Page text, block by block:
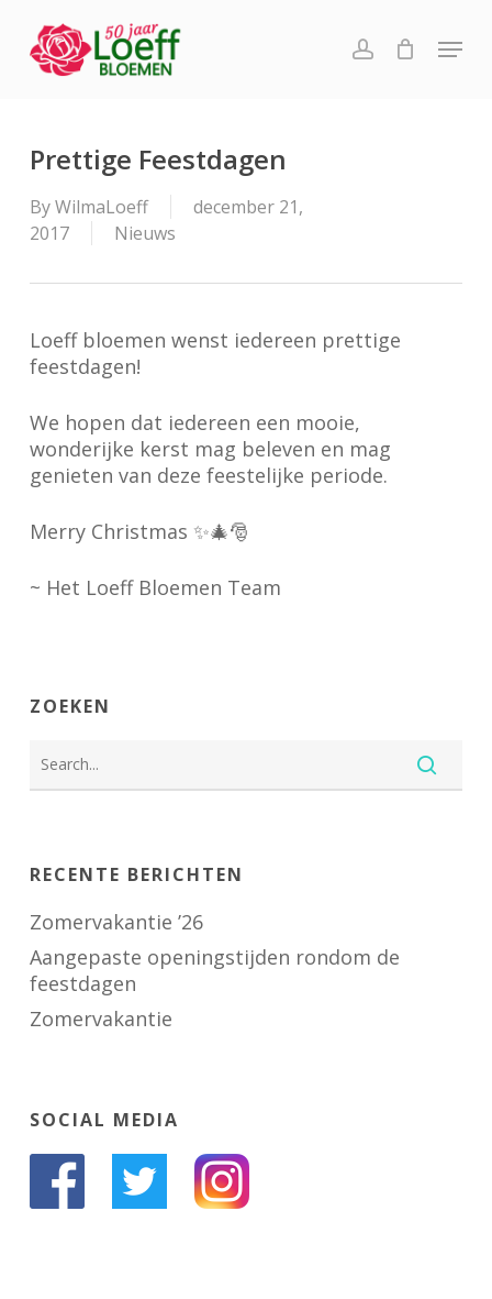
main
account
Menu
Prettige Feestdagen
ByWilmaLoeff
december 21,
2017
Nieuws
Loeff bloemen wenst iedereen prettige
feestdagen!
‍We hopen dat iedereen een mooie,
wonderijke kerst mag beleven en mag
genieten van deze feestelijke periode.
‍Merry Christmas ✨🎄🎅
~ Het Loeff Bloemen Team
ZOEKEN
RECENTE BERICHTEN
Zomervakantie ’26
Aangepaste openingstijden rondom de
feestdagen
Zomervakantie
SOCIAL MEDIA